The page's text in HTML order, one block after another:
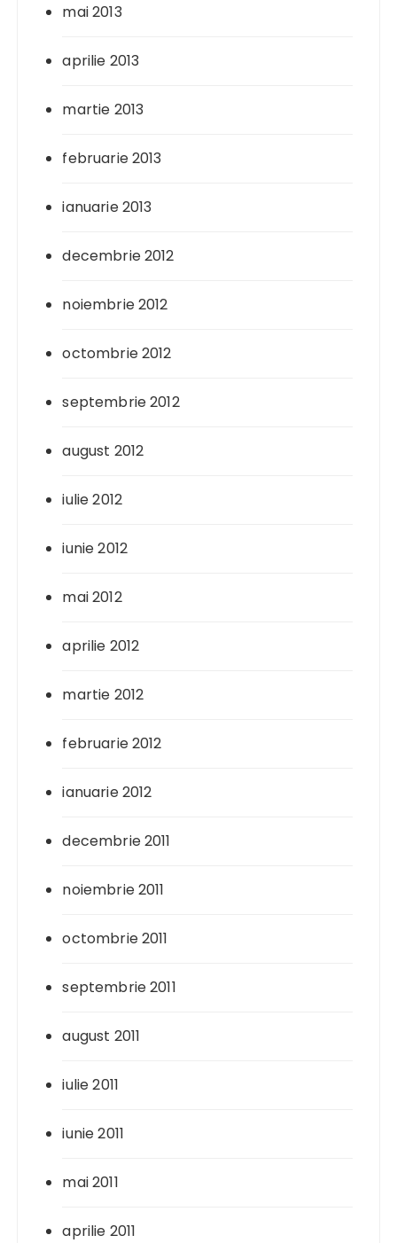
mai 2013
aprilie 2013
martie 2013
februarie 2013
ianuarie 2013
decembrie 2012
noiembrie 2012
octombrie 2012
septembrie 2012
august 2012
iulie 2012
iunie 2012
mai 2012
aprilie 2012
martie 2012
februarie 2012
ianuarie 2012
decembrie 2011
noiembrie 2011
octombrie 2011
septembrie 2011
august 2011
iulie 2011
iunie 2011
mai 2011
aprilie 2011